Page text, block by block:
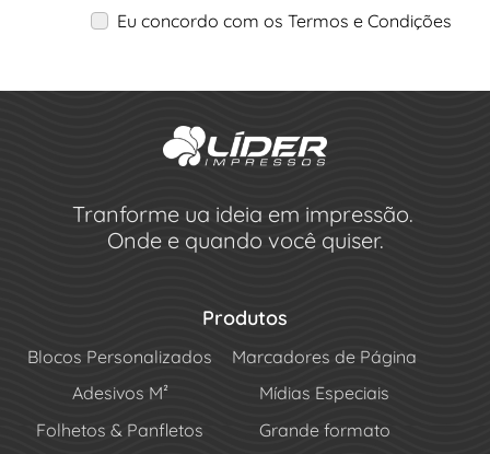
Eu concordo com os Termos e Condições
Tranforme ua ideia em impressão.
Onde e quando você quiser.
Produtos
Blocos Personalizados
Marcadores de Página
Adesivos M²
Mídias Especiais
Folhetos & Panfletos
Grande formato